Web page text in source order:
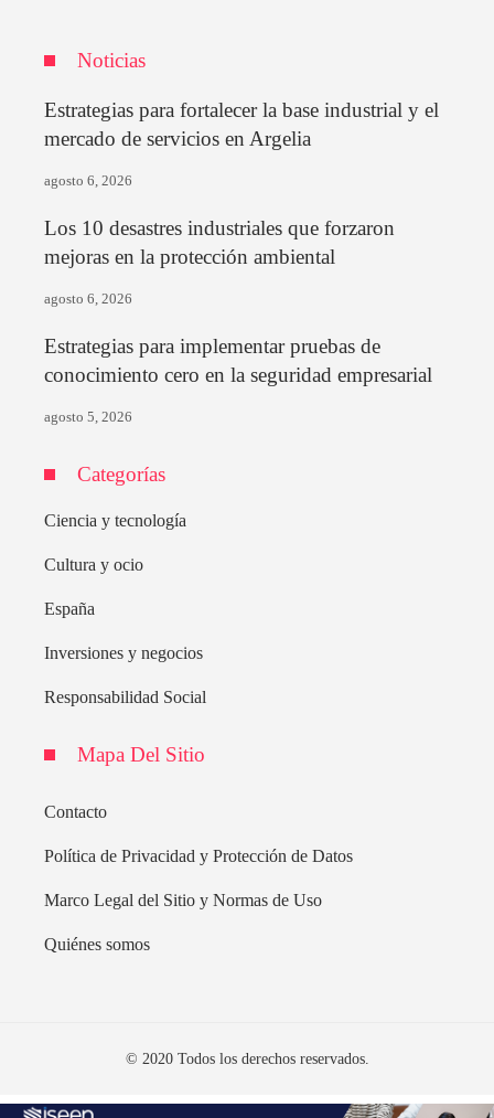
Noticias
Estrategias para fortalecer la base industrial y el
mercado de servicios en Argelia
agosto 6, 2026
Los 10 desastres industriales que forzaron
mejoras en la protección ambiental
agosto 6, 2026
Estrategias para implementar pruebas de
conocimiento cero en la seguridad empresarial
agosto 5, 2026
Categorías
Ciencia y tecnología
Cultura y ocio
España
Inversiones y negocios
Responsabilidad Social
Mapa Del Sitio
Contacto
Política de Privacidad y Protección de Datos
Marco Legal del Sitio y Normas de Uso
Quiénes somos
© 2020 Todos los derechos reservados.